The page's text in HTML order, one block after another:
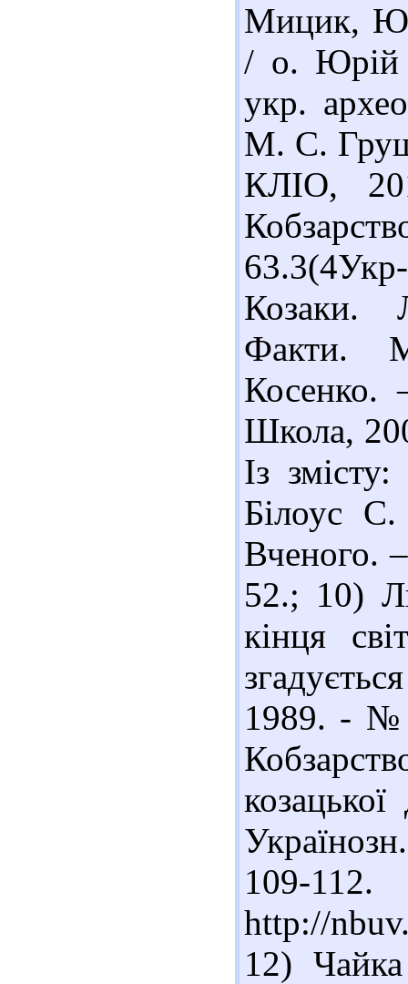
Мицик, Ю.
/ о. Юрій
укр.
М. С.
КЛІО,
Козаки.
Факти.
Школа,
Із
Білоус
Вченого.
52.; 10)
кінця
1989. - №
109-
http://
12)